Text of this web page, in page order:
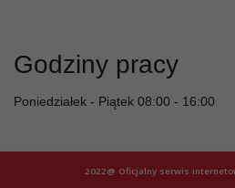
Godziny pracy
Poniedziałek - Piątek 08:00 - 16:00
2022@ Oficjalny serwis